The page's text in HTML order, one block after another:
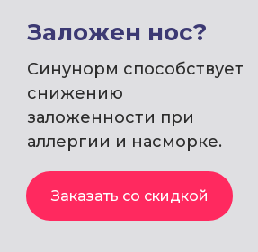
Заложен нос?
Синунорм способствует
снижению
заложенности при
аллергии и насморке.
Заказать со скидкой